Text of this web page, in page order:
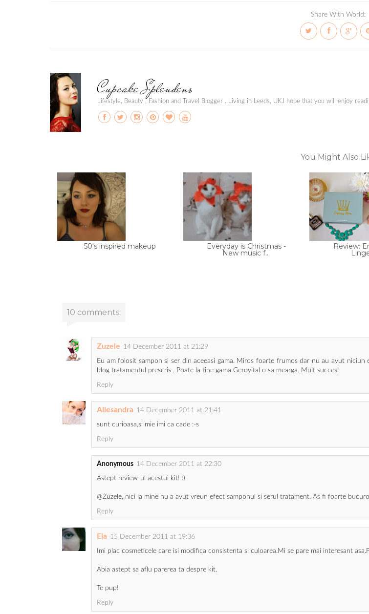
Share With World:
Cupcake Splendens
Lifestyle, Beauty , Fashion and Travel Blogger . Living in Leeds, UK.I hope that you will enjoy
You Might Also
50's inspired makeup Everyday is Christmas -
New music f...
Review:
10 comments:
Zuzele 14 December 2011 at 21:29
Eu am folosit sampon si ser din aceeasi gama. Miros foarte frumos dar nu au avut
blog tratamentul prescris . Poate la tine gama Gerovital o sa mearga. Mult succes!
Reply
Allesandra 14 December 2011 at 21:41
sunt curioasa,si mie imi ca cade :-s
Reply
Anonymous 14 December 2011 at 22:30
Astept review-ul acestui kit! :)
@Zuzele, nici la mine nu a avut vreun efect samponul si serul tratament. As fi foarte
Reply
Ela 15 December 2011 at 19:36
Imi plac cosmeticele care isi modifica consistenta si culoarea.Mi se pare mai interesant
Abia astept sa aflu parerea ta despre kit.
Te pup!
Reply